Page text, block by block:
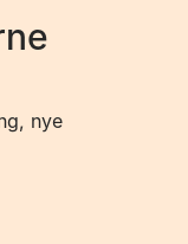
nye